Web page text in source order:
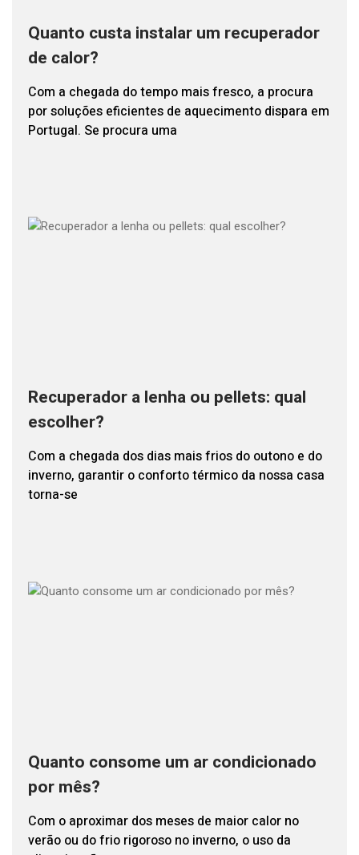
Quanto custa instalar um recuperador
de calor?
Com a chegada do tempo mais fresco, a procura
por soluções eficientes de aquecimento dispara em
Portugal. Se procura uma
Recuperador a lenha ou pellets: qual
escolher?
Com a chegada dos dias mais frios do outono e do
inverno, garantir o conforto térmico da nossa casa
torna-se
Quanto consome um ar condicionado
por mês?
Com o aproximar dos meses de maior calor no
verão ou do frio rigoroso no inverno, o uso da